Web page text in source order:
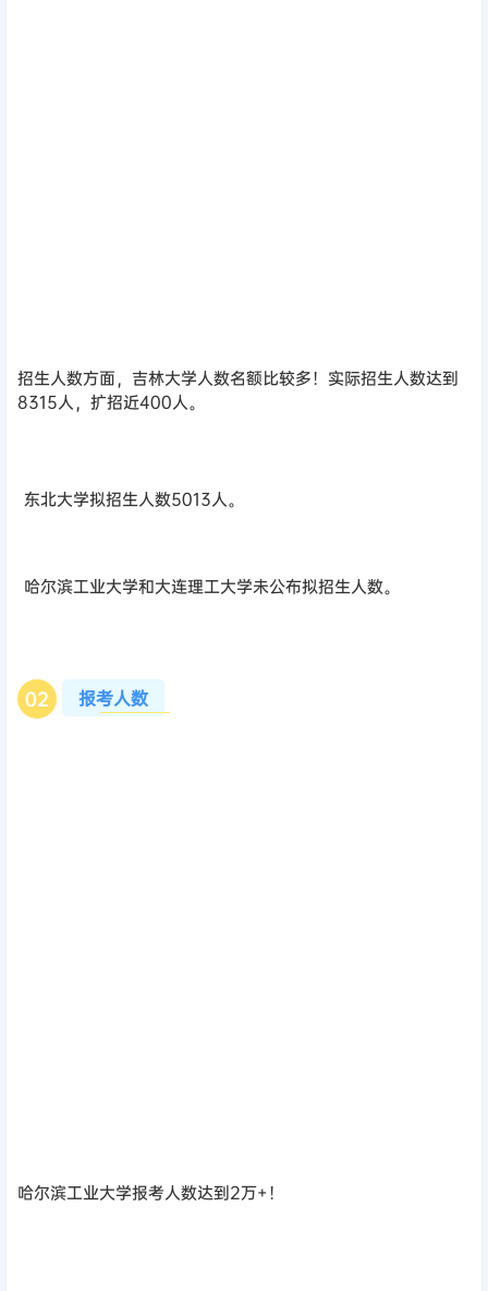
招生人数方面，吉林大学人数名额比较多！ 实际招生人数达到
8315人，扩招近400人。
东北大学拟招生人数5013人。
哈尔滨工业大学和大连理工大学未公布拟招生人数。
02 报考人数
哈尔滨工业大学报考人数达到2万+！